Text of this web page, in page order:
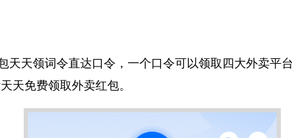
天领词令直达口令，一个口令可以领取四大外卖平
天免费领取外卖红包。